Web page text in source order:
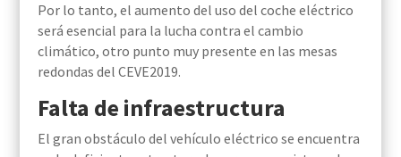
Por lo tanto, el aumento del uso del coche eléctrico
será esencial para la lucha contra el cambio
climático, otro punto muy presente en las mesas
redondas del CEVE2019.
Falta de infraestructura
El gran obstáculo del vehículo eléctrico se encuentra